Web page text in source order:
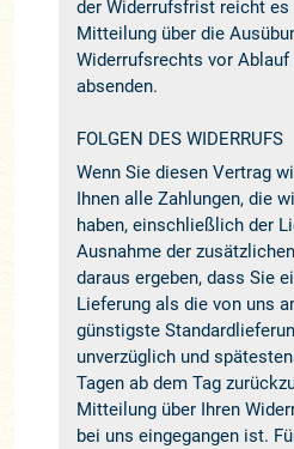
der Widerrufsfrist reicht es
Mitteilung über die
Widerrufsrechts vor
absenden.
FOLGEN DES WIDERRUFS
Wenn Sie diesen Vertrag
Ihnen alle Zahlungen, die
haben, einschließlich der
Ausnahme der
daraus ergeben, dass Sie
Lieferung als die von uns
günstigste
unverzüglich und
Tagen ab dem Tag
Mitteilung über Ihren
bei uns eingegangen ist.